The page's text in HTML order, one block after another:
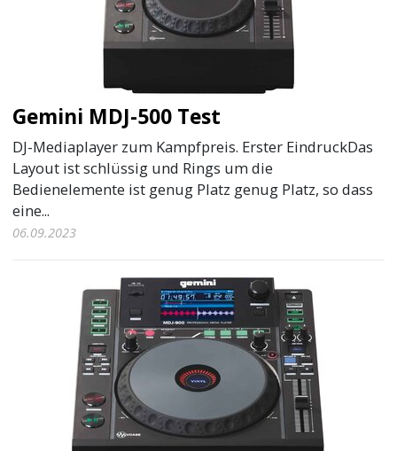
Gemini MDJ-500 Test
DJ-Mediaplayer zum Kampfpreis. Erster EindruckDas
Layout ist schlüssig und Rings um die
Bedienelemente ist genug Platz genug Platz, so dass
eine...
06.09.2023